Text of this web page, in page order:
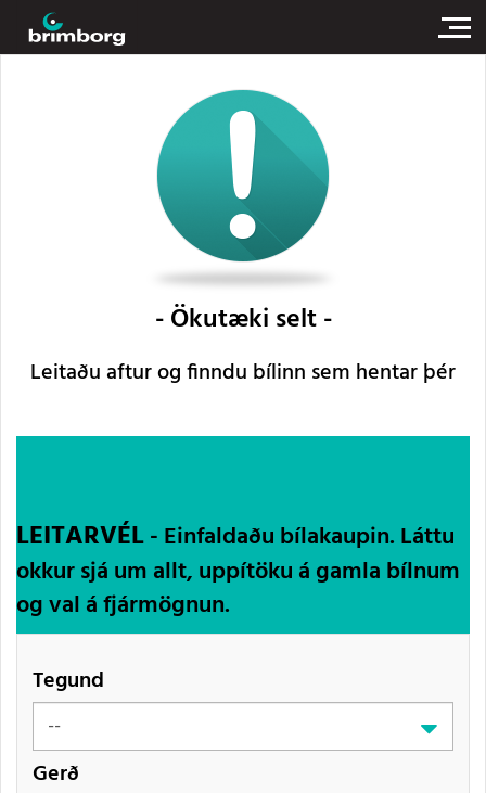
Ökutæki selt
Leitaðu aftur og finndu bílinn sem hentar þér
LEITARVÉL- Einfaldaðu bílakaupin. Láttu
okkur sjá um allt, uppítöku á gamla bílnum
og val á fjármögnun.
Tegund
Gerð